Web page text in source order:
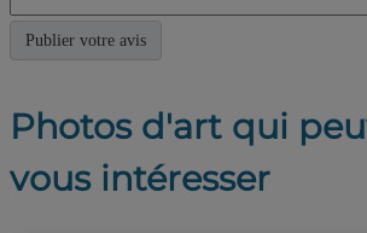
Photos d'art qui
vous intéresser